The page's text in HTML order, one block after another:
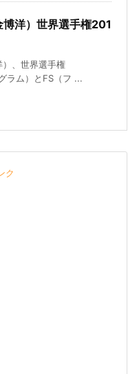
洋）世界選手権201
、世界選手権
ラム）とFS（フ ...
ク